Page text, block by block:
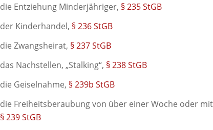
die Entziehung Minderjähriger, § 235 StGB
der Kinderhandel, § 236 StGB
die Zwangsheirat, § 237 StGB
das Nachstellen, „Stalking“, § 238 StGB
die Geiselnahme, § 239b StGB
die Freiheitsberaubung von über einer Woche oder
§ 239 StGB